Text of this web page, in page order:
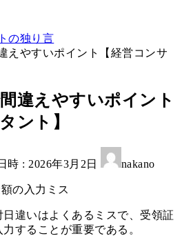
の独り言
えやすいポイント【経営コンサ
違えやすいポイント
ント】
時 : 2026年3月2日 nakano
の入力ミス
日違いはよくあるミスで、受領証
することが重要である。